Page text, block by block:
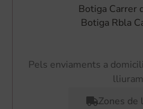
Botiga Carrer
Botiga Rbla
Pels enviaments a
Zones